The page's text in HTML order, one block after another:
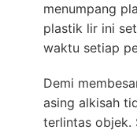
menumpang
plastik lir ini
waktu setiap
Demi
asing alkisah
terlintas objek.